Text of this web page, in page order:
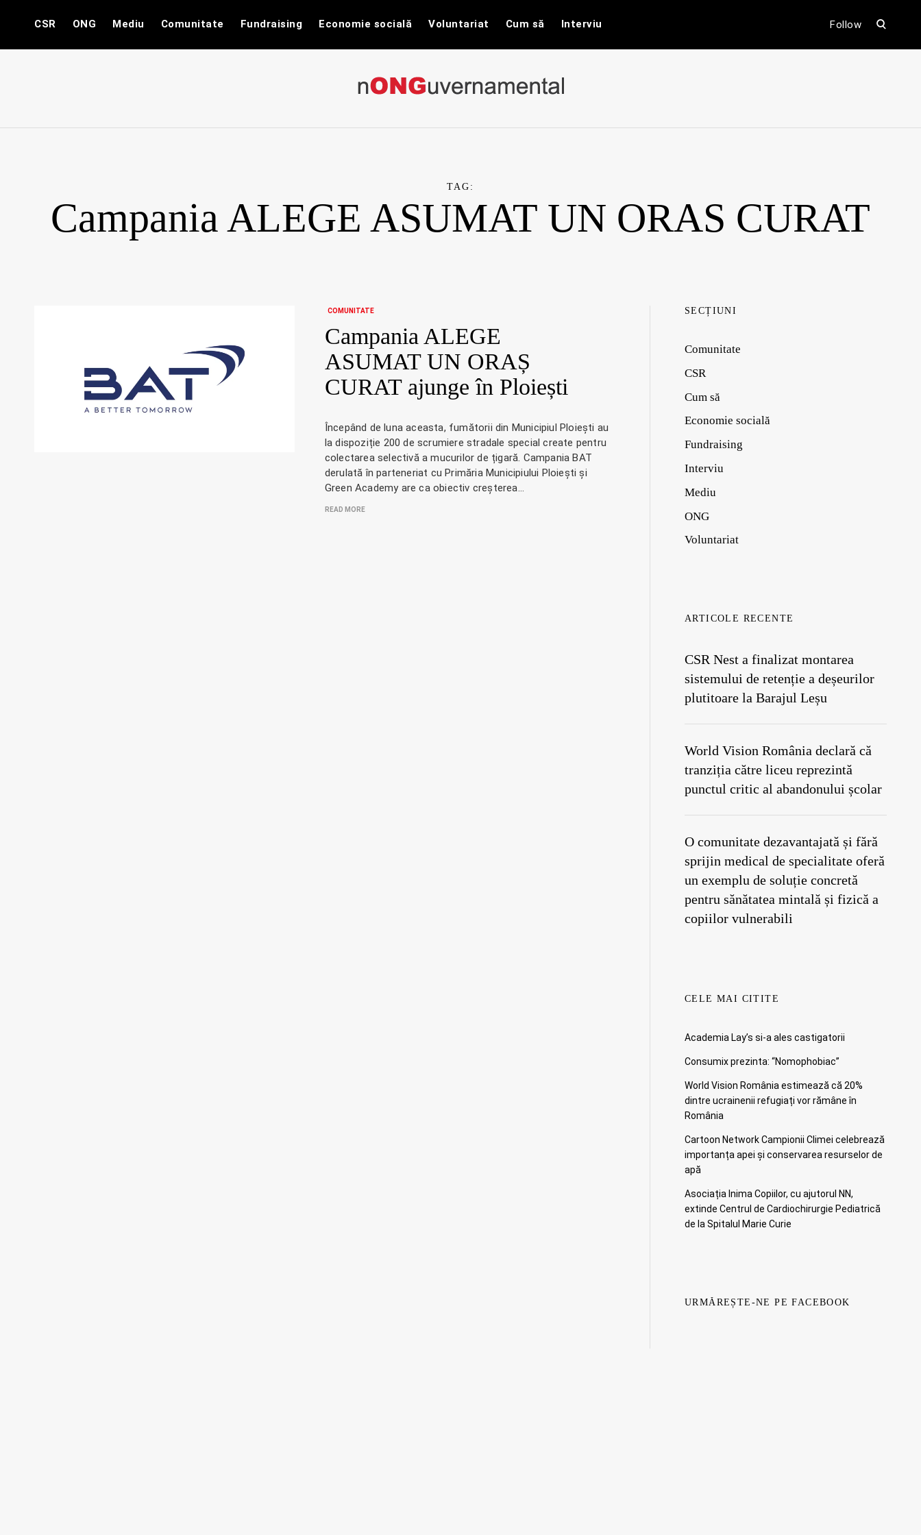
CSR ONG Mediu Comunitate Fundraising Economie socială Voluntariat Cum să Interviu Follow
open
form
nONGuvernamental
TAG:
Campania ALEGE ASUMAT UN ORAS CURAT
COMUNITATE
Campania ALEGE
ASUMAT UN ORAȘ
CURAT ajunge în Ploiești
Începând de luna aceasta, fumătorii din Municipiul Ploiești au
la dispoziție 200 de scrumiere stradale special create pentru
colectarea selectivă a mucurilor de țigară. Campania BAT
derulată în parteneriat cu Primăria Municipiului Ploiești și
Green Academy are ca obiectiv creșterea…
READ MORE
SECȚIUNI
Comunitate
CSR
Cum să
Economie socială
Fundraising
Interviu
Mediu
ONG
Voluntariat
ARTICOLE RECENTE
CSR Nest a finalizat montarea
sistemului de retenție a deșeurilor
plutitoare la Barajul Leșu
World Vision România declară că
tranziția către liceu reprezintă
punctul critic al abandonului școlar
O comunitate dezavantajată și fără
sprijin medical de specialitate oferă
un exemplu de soluție concretă
pentru sănătatea mintală și fizică a
copiilor vulnerabili
CELE MAI CITITE
Academia Lay’s si-a ales castigatorii
Consumix prezinta: “Nomophobiac”
World Vision România estimează că 20%
dintre ucrainenii refugiați vor rămâne în
România
Cartoon Network Campionii Climei celebrează
importanța apei și conservarea resurselor de
apă
Asociația Inima Copiilor, cu ajutorul NN,
extinde Centrul de Cardiochirurgie Pediatrică
de la Spitalul Marie Curie
URMĂREȘTE-NE PE FACEBOOK